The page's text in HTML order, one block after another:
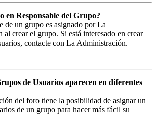
en Responsable del Grupo?
de un grupo es asignado por La
al crear el grupo. Si está interesado en crear
contacte con La Administración.
de Usuarios aparecen en diferentes
del foro tiene la posibilidad de asignar un
de un grupo para hacer más fácil su